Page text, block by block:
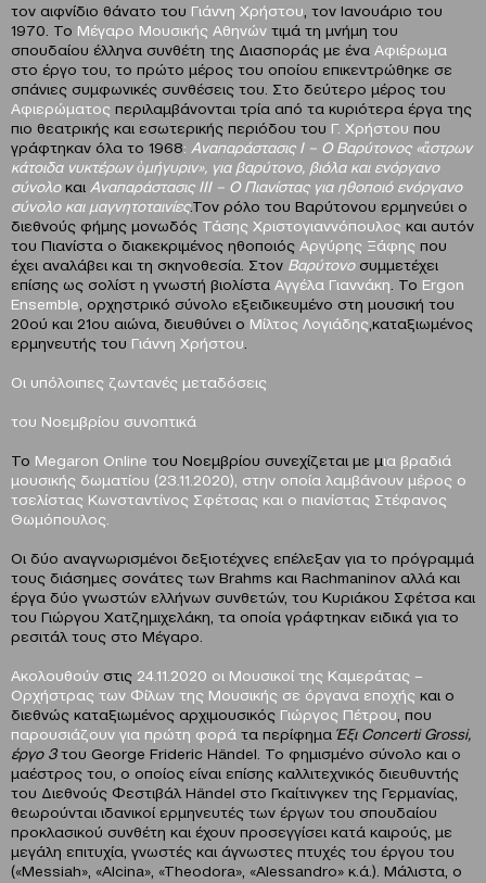
τον αιφνίδιο θάνατο του Γιάννη Χρήστου , τον Ιανουάριο του
1970. Το Μέγαρο Μουσικής Αθηνών τιμά τη μνήμη του
σπουδαίου έλληνα συνθέτη της Διασποράς με ένα Αφιέρωμα
στο έργο του, το πρώτο μέρος του οποίου επικεντρώθηκε σε
σπάνιες συμφωνικές συνθέσεις του. Στο δεύτερο μέρος του
Αφιερώματος περιλαμβάνονται τρία από τα κυριότερα έργα της
πιο θεατρικής και εσωτερικής περιόδου του Γ. Χρήστου που
γράφτηκαν όλα το 1968: Αναπαράστασις Ι – Ο Βαρύτονος «ἄστρων
κάτοιδα νυκτέρων ὁμήγυριν», για βαρύτονο, βιόλα και ενόργανο
σύνολοκαι Αναπαράστασις ΙΙΙ – Ο Πιανίστας για ηθοποιό ενόργανο
σύνολο και μαγνητοταινίες.Τον ρόλο του Βαρύτονου ερμηνεύει ο
διεθνούς φήμης μονωδός Τάσης Χριστογιαννόπουλος και αυτόν
του Πιανίστα ο διακεκριμένος ηθοποιός Αργύρης Ξάφης που
έχει αναλάβει και τη σκηνοθεσία. Στον Βαρύτονο συμμετέχει
επίσης ως σολίστ η γνωστή βιολίστα Αγγέλα Γιαννάκη . Το Εrgon
Ensemble , ορχηστρικό σύνολο εξειδικευμένο στη μουσική του
20ού και 21ου αιώνα, διευθύνει ο Μίλτος Λογιάδης ,καταξιωμένος
ερμηνευτής του Γιάννη Χρήστου
Οι υπόλοιπες ζωντανές μεταδόσεις
του Νοεμβρίου συνοπτικά
To Megaron Online του Νοεμβρίου συνεχίζεται με μια βραδιά
μουσικής δωματίου (23.11.2020) , στην οποία λαμβάνουν μέρος ο
τσελίστας Κωνσταντίνος Σφέτσας και ο πιανίστας Στέφανος
Θωμόπουλος
Οι δύο αναγνωρισμένοι δεξιοτέχνες επέλεξαν για το πρόγραμμά
τους διάσημες σονάτες των Brahms και Rachmaninov αλλά και
έργα δύο γνωστών ελλήνων συνθετών, του Κυριάκου Σφέτσα και
του Γιώργου Χατζημιχελάκη, τα οποία γράφτηκαν ειδικά για το
ρεσιτάλ τους στο Μέγαρο.
Ακολουθούν στις 24.11.2020 οι Μουσικοί της Καμεράτας –
Ορχήστρας των Φίλων της Μουσικής σε όργανα εποχής και ο
διεθνώς καταξιωμένος αρχιμουσικός Γιώργος Πέτρου , που
παρουσιάζουν για πρώτη φορά τα περίφημα Έξι Concerti Grossi,
έργο 3του George Frideric Händel. Το φημισμένο σύνολο και ο
μαέστρος του, ο οποίος είναι επίσης καλλιτεχνικός διευθυντής
του Διεθνούς Φεστιβάλ Händel στο Γκαίτινγκεν της Γερμανίας,
θεωρούνται ιδανικοί ερμηνευτές των έργων του σπουδαίου
προκλασικού συνθέτη και έχουν προσεγγίσει κατά καιρούς, με
μεγάλη επιτυχία, γνωστές και άγνωστες πτυχές του έργου του
(«Messiah», «Alcina», «Theodora», «Alessandro» κ.ά.). Μάλιστα, ο